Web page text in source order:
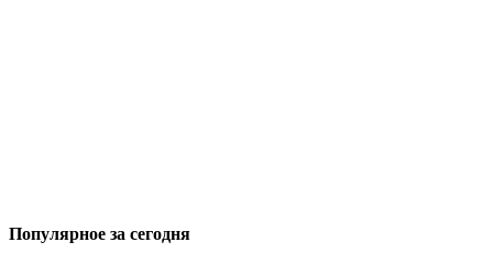
Популярное за сегодня